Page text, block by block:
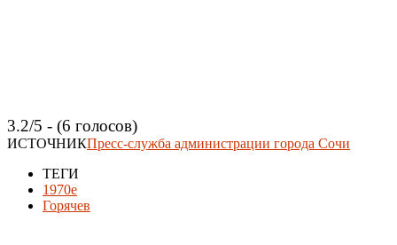
3.2/5 - (6 голосов)
ИСТОЧНИКПресс-служба администрации города Сочи
ТЕГИ
1970е
Горячев